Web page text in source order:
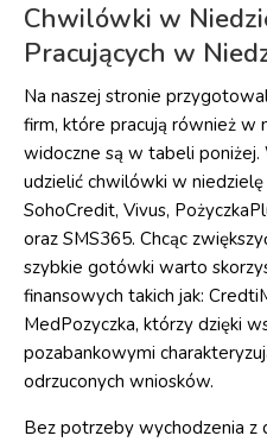
Chwilówki w
Pracujących w
Na naszej stronie
firm, które pracują również w
widoczne są w tabeli
udzielić chwilówki w niedzielę
SohoCredit, Vivus,
oraz SMS365. Chcąc
szybkie gotówki warto
finansowych takich jak:
MedPozyczka, którzy dzięki
pozabankowymi
odrzuconych wniosków.
Bez potrzeby wychodzenia z